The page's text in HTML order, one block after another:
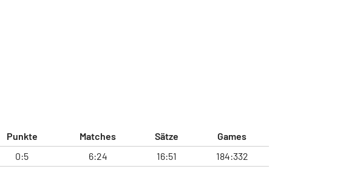
Punkte Matches Sätze
Games
0:5 6:24 16:51 184:332